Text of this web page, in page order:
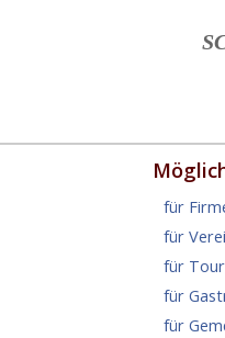
für
für
für
für
für